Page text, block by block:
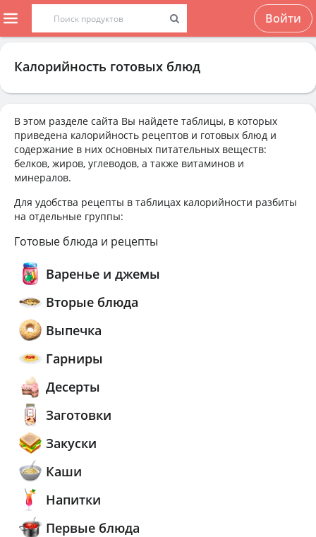
Войти
Калорийность готовых блюд
В этом разделе сайта Вы найдете таблицы, в которых
приведена калорийность рецептов и готовых блюд и
содержание в них основных питательных веществ:
белков, жиров, углеводов, а также витаминов и
минералов.
Для удобства рецепты в таблицах калорийности разбиты
на отдельные группы:
Готовые блюда и рецепты
Варенье и джемы
Вторые блюда
Выпечка
Гарниры
Десерты
Заготовки
Закуски
Каши
Напитки
Первые блюда